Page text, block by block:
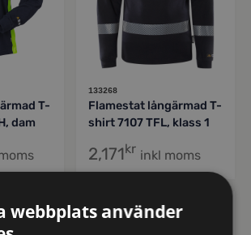
T-
dam
133268
Flamestat långärmad T-
shirt 7107 TFL, klass 1
2,171kr inkl moms
FRISTADS
webbplats använder